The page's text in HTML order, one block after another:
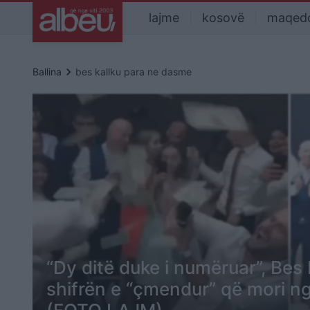
lajme kosovë
Ballina keyboard_arrow_right bes kallku para ne dasme
“Dy ditë duke i numëruar”,
shifrën e “çmendur” që mori